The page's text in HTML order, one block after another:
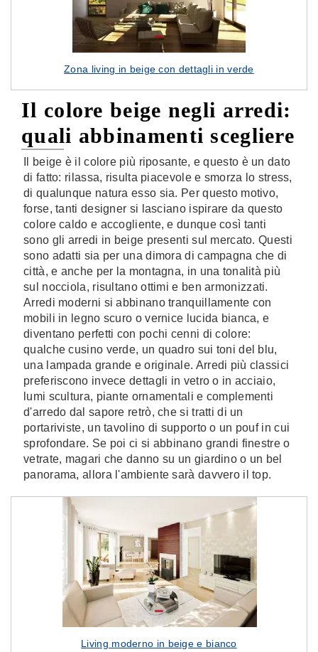
Zona living in beige con dettagli in verde
Il colore beige negli arredi:
quali abbinamenti scegliere
Il beige è il colore più riposante, e questo è un dato
di fatto: rilassa, risulta piacevole e smorza lo stress,
di qualunque natura esso sia. Per questo motivo,
forse, tanti designer si lasciano ispirare da questo
colore caldo e accogliente, e dunque così tanti
sono gli arredi in beige presenti sul mercato. Questi
sono adatti sia per una dimora di campagna che di
città, e anche per la montagna, in una tonalità più
sul nocciola, risultano ottimi e ben armonizzati.
Arredi moderni si abbinano tranquillamente con
mobili in legno scuro o vernice lucida bianca, e
diventano perfetti con pochi cenni di colore:
qualche cusino verde, un quadro sui toni del blu,
una lampada grande e originale. Arredi più classici
preferiscono invece dettagli in vetro o in acciaio,
lumi scultura, piante ornamentali e complementi
d'arredo dal sapore retrò, che si tratti di un
portariviste, un tavolino di supporto o un pouf in cui
sprofondare. Se poi ci si abbinano grandi finestre o
vetrate, magari che danno su un giardino o un bel
panorama, allora l'ambiente sarà davvero il top.
Living moderno in beige e bianco